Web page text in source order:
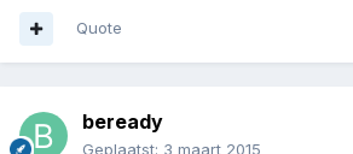
Quote
beready
Geplaatst: 3 maart 2015